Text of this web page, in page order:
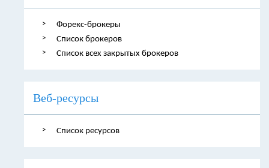
Форекс-брокеры
Список брокеров
Список всех закрытых брокеров
Веб-ресурсы
Список ресурсов